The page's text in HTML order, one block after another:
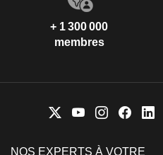
+ 1 300 000
membres
NOS EXPERTS À VOTRE